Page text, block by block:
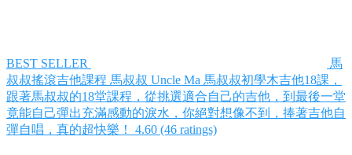
BEST SELLER
馬
叔叔搖滾吉他課程 馬叔叔 Uncle Ma 馬叔叔初學木吉他18課，
跟著馬叔叔的18堂課程，從挑選適合自己的吉他，到最後一堂
竟能自己彈出充滿感動的淚水，你絕對想像不到，捧著吉他自
彈自唱，真的超快樂！​
4.60 (46 ratings)